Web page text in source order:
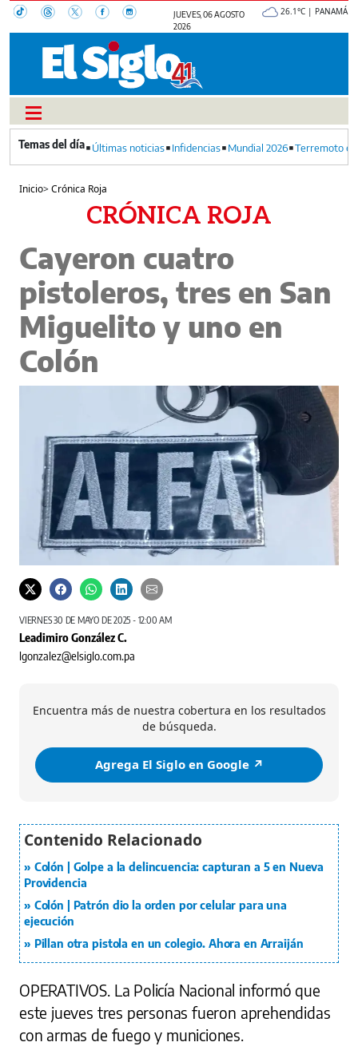
JUEVES, 06 AGOSTO
2026
26.1°C | PANAMÁ
Últimas noticias Infidencias Mundial 2026 Terremoto
Inicio>Crónica Roja
CRÓNICA ROJA
Cayeron cuatro
pistoleros, tres en San
Miguelito y uno en
Colón
VIERNES 30 DE MAYO DE 2025 - 12:00 AM
Leadimiro González C.
lgonzalez@elsiglo.com.pa
Encuentra más de nuestra cobertura en los resultados
de búsqueda.
Agrega El Siglo en Google ↗️
Colón | Golpe a la delincuencia: capturan a 5 en Nueva
Providencia
Colón | Patrón dio la orden por celular para una
ejecución
Pillan otra pistola en un colegio. Ahora en Arraiján
OPERATIVOS. La Policía Nacional informó que
este jueves tres personas fueron aprehendidas
con armas de fuego y municiones.